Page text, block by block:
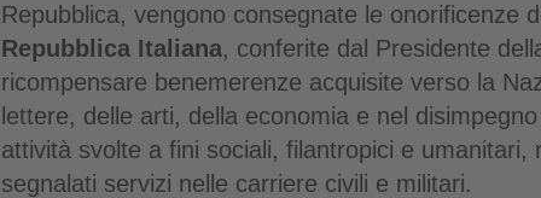
Repubblica, vengono consegnate le onorificenze
Repubblica Italiana, conferite dal Presidente
ricompensare benemerenze acquisite verso la
lettere, delle arti, della economia e nel
attività svolte a fini sociali, filantropici e umanitari,
segnalati servizi nelle carriere civili e militari.